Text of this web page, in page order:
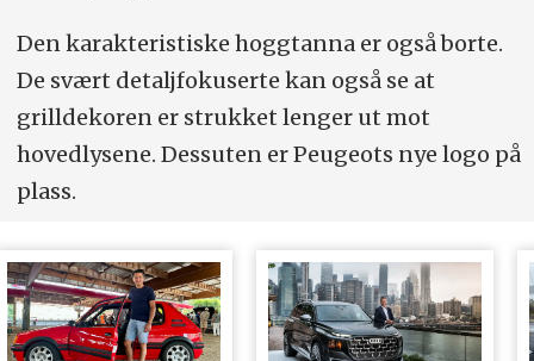
0-100 km/t: 8,2 sek.
Konkurrenter:Jeep Avenger, Fiat 600e,
DS 3 E-Tense
Den karakteristiske hoggtanna er også borte.
De svært detaljfokuserte kan også se at
grilldekoren er strukket lenger ut mot
hovedlysene. Dessuten er Peugeots nye logo på
plass.